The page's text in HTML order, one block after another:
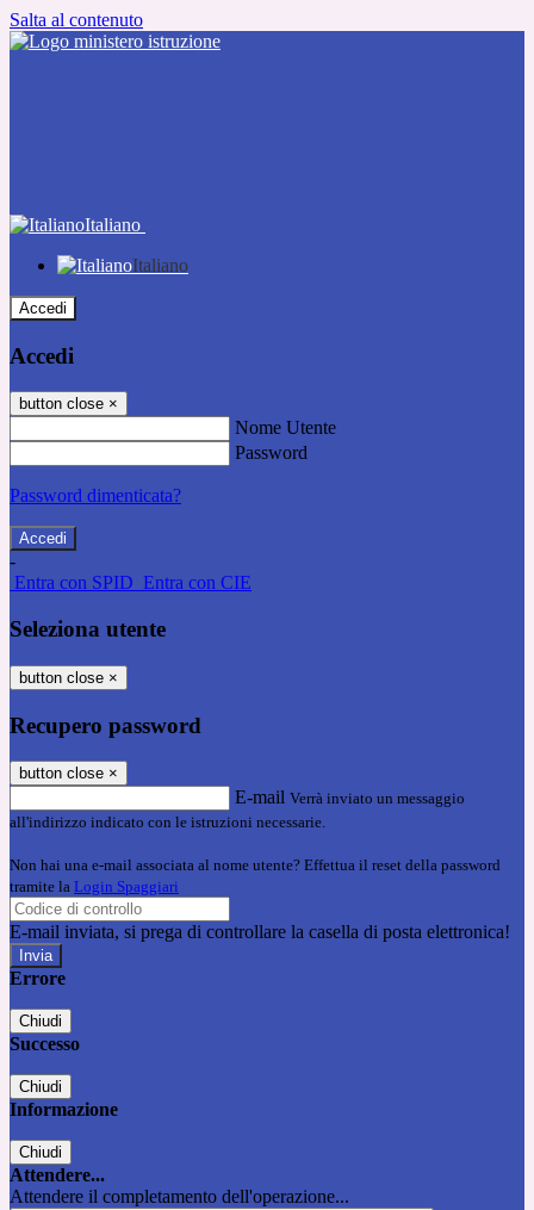
Salta al contenuto
Italiano
Italiano
Accedi
Accedi
button close ×
Nome Utente
Password
Password dimenticata?
-
Entra con SPID Entra con CIE
Seleziona utente
button close ×
Recupero password
button close ×
E-mail Verrà inviato un messaggio
all'indirizzo indicato con le istruzioni necessarie.
Non hai una e-mail associata al nome utente? Effettua il reset della password
tramite la Login Spaggiari
E-mail inviata, si prega di controllare la casella di posta elettronica!
Errore
Chiudi
Successo
Chiudi
Informazione
Chiudi
Attendere...
Attendere il completamento dell'operazione...